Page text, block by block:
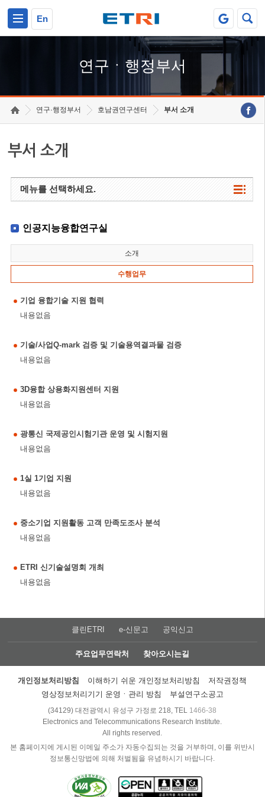
En
연구ㆍ행정부서
연구·행정부서 호남권연구센터 부서 소개
부서 소개
메뉴를 선택하세요.
인공지능융합연구실
소개
수행업무
기업 융합기술 지원 협력
내용없음
기술/사업Q-mark 검증 및 기술용역결과물 검증
내용없음
3D융합 상용화지원센터 지원
내용없음
광통신 국제공인시험기관 운영 및 시험지원
내용없음
1실 1기업 지원
내용없음
중소기업 지원활동 고객 만족도조사 분석
내용없음
ETRI 신기술설명회 개최
내용없음
클린ETRI e-신문고 공익신고
주요업무연락처 찾아오시는길
개인정보처리방침 이해하기 쉬운 개인정보처리방침
저작권정책
영상정보처리기기 운영ㆍ관리 방침
부설연구소공고
(34129) 대전광역시 유성구 가정로 218, TEL 1466-38
Electronics and Telecommunications Research Institute.
All rights reserved.
본 홈페이지에 게시된 이메일 주소가 자동수집되는 것을 거부하며, 이를 위반시
정보통신망법에 의해 처벌됨을 유념하시기 바랍니다.